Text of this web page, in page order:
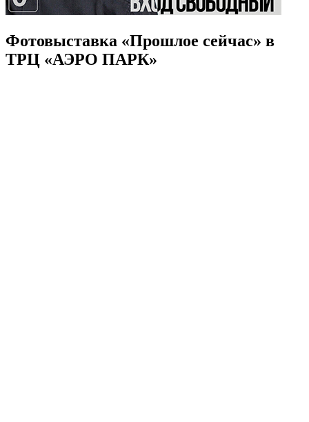
Фотовыставка «Прошлое сейчас» в
ТРЦ «АЭРО ПАРК»